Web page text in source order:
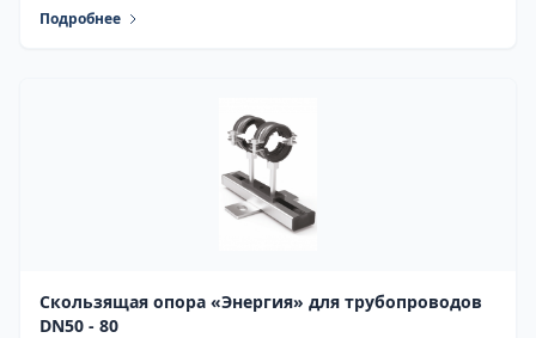
Подробнее
Скользящая опора «Энергия» для трубопроводов
DN50 - 80